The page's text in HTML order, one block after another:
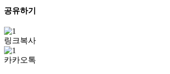
공유하기
링크복사
카카오톡